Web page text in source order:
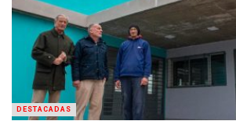
DESTACADAS